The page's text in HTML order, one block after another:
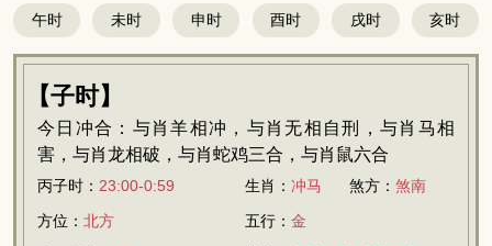
午时 未时 申时 酉时 戌时 亥时
【子时】
今日冲合：与肖羊相冲，与肖无相自刑，与肖马相
害，与肖龙相破，与肖蛇鸡三合，与肖鼠六合
丙子时： 23:00-0:59 生肖： 冲马 煞方： 煞南
方位： 北方 五行： 金